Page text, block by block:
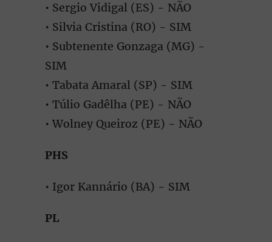
• Sergio Vidigal (ES) - NÃO
• Silvia Cristina (RO) - SIM
• Subtenente Gonzaga (MG) -
SIM
• Tabata Amaral (SP) - SIM
• Túlio Gadêlha (PE) - NÃO
• Wolney Queiroz (PE) - NÃO
PHS
• Igor Kannário (BA) - SIM
PL